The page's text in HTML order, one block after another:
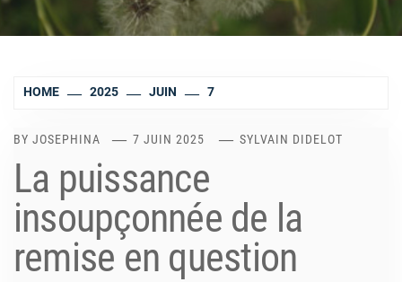
HOME 2025 JUIN 7
BY JOSEPHINA 7 JUIN 2025 SYLVAIN DIDELOT
La puissance
insoupçonnée de la
remise en question